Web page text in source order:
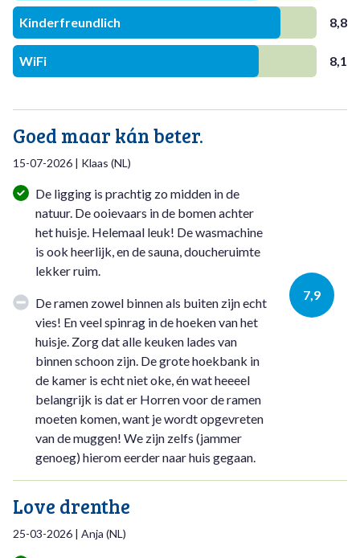
Kinderfreundlich 8,8
WiFi 8,1
Goed maar kán beter.
15-07-2026 | Klaas (NL)
7,9
De ligging is prachtig zo midden in de
natuur. De ooievaars in de bomen achter
het huisje. Helemaal leuk! De wasmachine
is ook heerlijk, en de sauna, doucheruimte
lekker ruim.
De ramen zowel binnen als buiten zijn echt
vies! En veel spinrag in de hoeken van het
huisje. Zorg dat alle keuken lades van
binnen schoon zijn. De grote hoekbank in
de kamer is echt niet oke, én wat heeeel
belangrijk is dat er Horren voor de ramen
moeten komen, want je wordt opgevreten
van de muggen! We zijn zelfs (jammer
genoeg) hierom eerder naar huis gegaan.
Love drenthe
25-03-2026 | Anja (NL)